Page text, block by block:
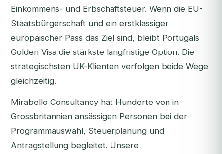
Einkommens- und Erbschaftsteuer. Wenn die EU-
Staatsbürgerschaft und ein erstklassiger
europäischer Pass das Ziel sind, bleibt Portugals
Golden Visa die stärkste langfristige Option. Die
strategischsten UK-Klienten verfolgen beide Wege
gleichzeitig.
Mirabello Consultancy hat Hunderte von in
Grossbritannien ansässigen Personen bei der
Programmauswahl, Steuerplanung und
Antragstellung begleitet. Unsere